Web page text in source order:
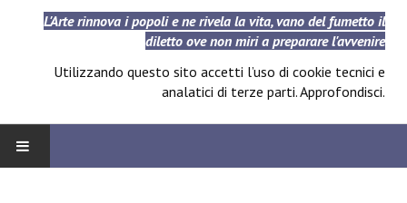
L'Arte rinnova i popoli e ne rivela la vita, vano del fumetto il
diletto ove non miri a preparare l'avvenire
Utilizzando questo sito accetti l’uso di cookie tecnici e
analatici di terze parti.Approfondisci.